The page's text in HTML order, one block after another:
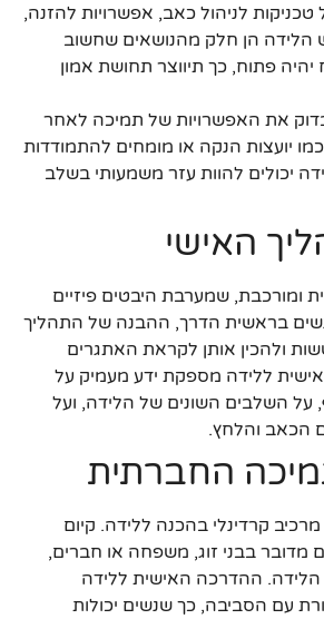
לניהול כאב, אפשרויות להזנה,
הן חלק מהנושאים שחשוב
פתוח, כך תיווצר תחושת אמון
את האפשרויות של תמיכה לאחר
יועצות הנקה או מומחים להתמודדות
יכולים להוות עזר משמעותי בשלב
האישי
ומורכבת, שמערבת היבטים פיזיים
נשים בראשית הדרך, ההבנה של התהליך
ולהכין אותן לקראת האתגרים
ללידה מספקת ידע מעמיק על
על השלבים השונים של הלידה, ועל
הכאב והלחץ.
החברתית
קרדינלי בהכנה ללידה. קיום
מדובר בבני זוג, משפחה או חברים,
הלידה. ההדרכה האישית ללידה
עם הסביבה, כך שנשים יכולות